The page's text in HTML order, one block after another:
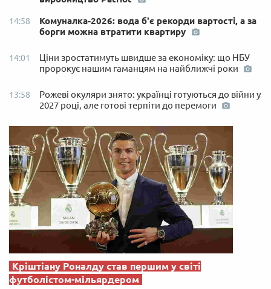
14:58
Комуналка-2026: вода б'є рекорди вартості, а за
борги можна втратити квартиру
14:01
Ціни зростатимуть швидше за економіку: що НБУ
пророкує нашим гаманцям на найближчі роки
13:58
Рожеві окуляри знято: українці готуються до війни у
2027 році, але готові терпіти до перемоги
Кріштіану Роналду став першим у світі
футболістом-мільярдером